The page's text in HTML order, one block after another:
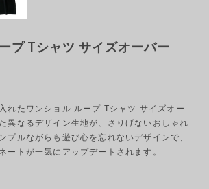
プ Tシャツ サイズオーバー
れたワンショル ループ Tシャツ サイズオー
異なるデザイン生地が、さりげないおしゃれ
プルながらも遊び心を忘れないデザインで、
ートが一気にアップデートされます。